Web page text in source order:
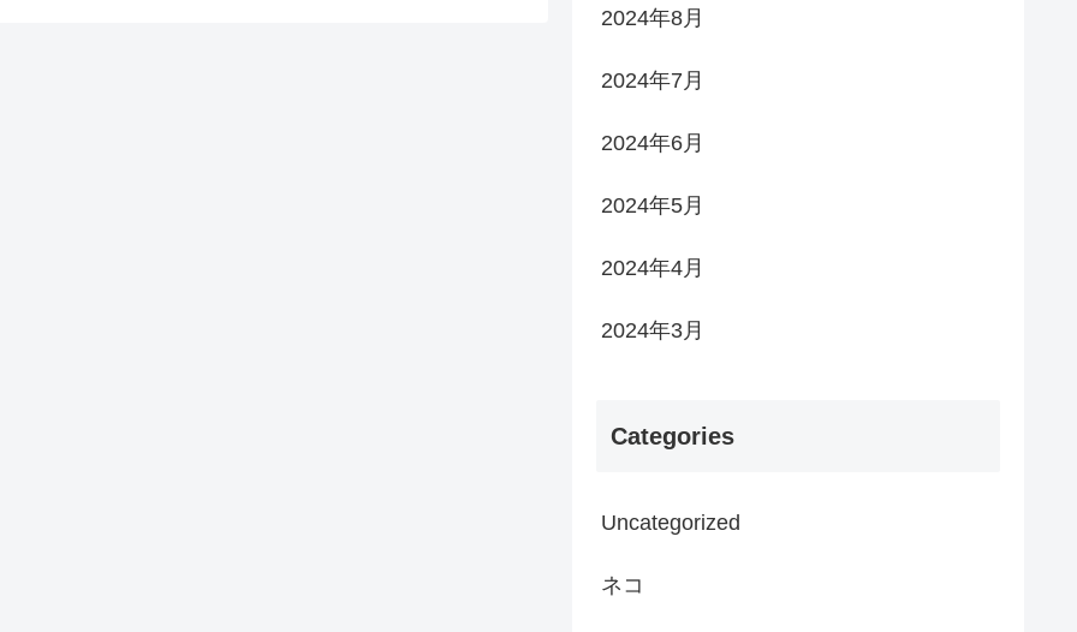
2024年8月
2024年7月
2024年6月
2024年5月
2024年4月
2024年3月
Categories
Uncategorized
ネコ